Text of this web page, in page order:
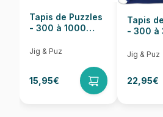
Tapis de Puzzles
- 300 à 1000
Jig & Puz
15,95€
Tapis
- 300 à
Jig & Puz
22,95€